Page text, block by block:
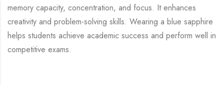
memory capacity, concentration, and focus. It enhances
creativity and problem-solving skills. Wearing a blue sapphire
helps students achieve academic success and perform well in
competitive exams.